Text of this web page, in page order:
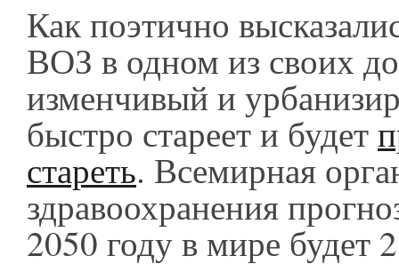
Как поэтично
ВОЗ в одном из своих
изменчивый и
быстро стареет и будет
стареть. Всемирная
здравоохранения
2050 году в мире будет